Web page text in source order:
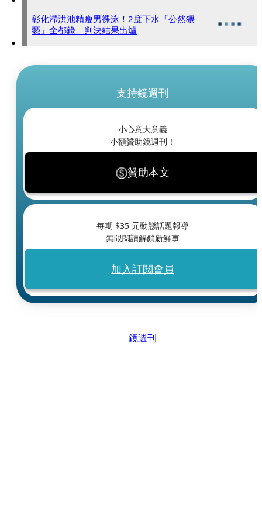
彰化滯洪池精瘦男裸泳！2度下水「公然猥
褻」全都錄 判決結果出爐
支持鏡週刊
小心意大意義
小額贊助鏡週刊！
贊助本文
每期 $35 元動態話題報導
無限閱讀解鎖新鮮事
加入訂閱會員
鏡週刊